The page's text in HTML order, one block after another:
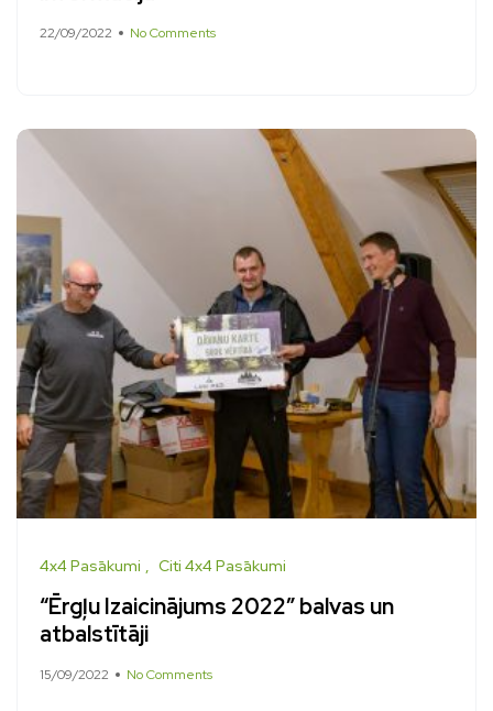
22/09/2022 No Comments
4x4 Pasākumi Citi 4x4 Pasākumi
“Ērgļu Izaicinājums 2022” balvas un
atbalstītāji
15/09/2022 No Comments